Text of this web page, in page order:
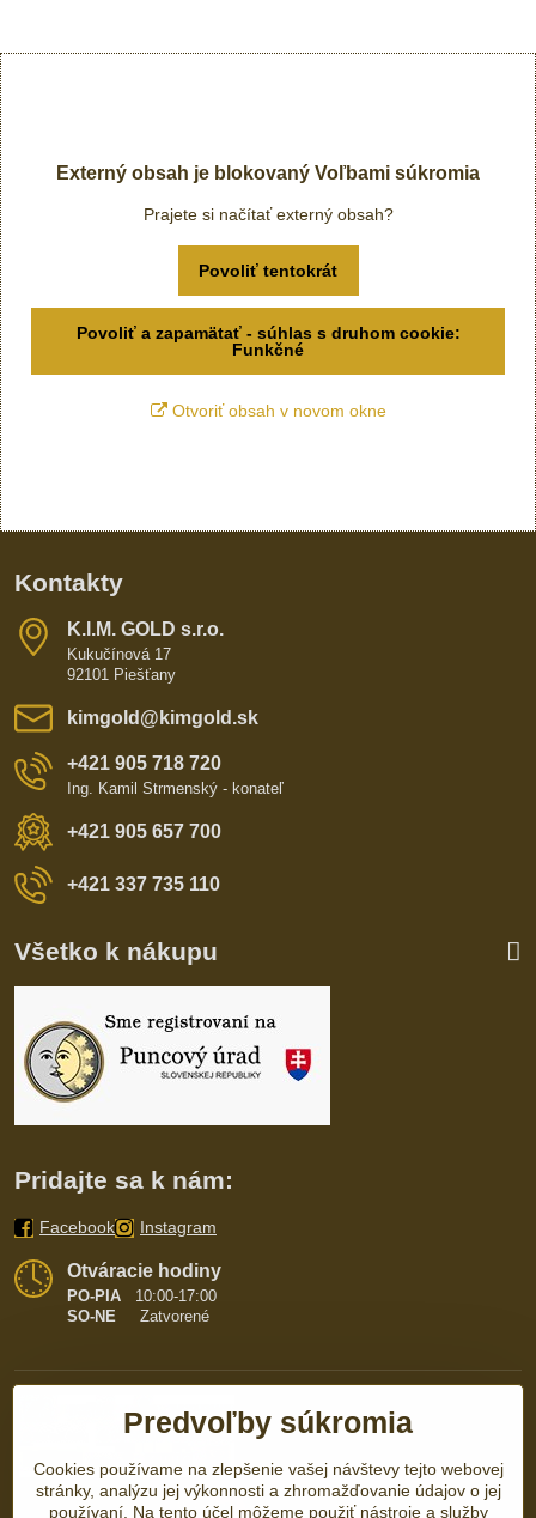
Externý obsah je blokovaný Voľbami súkromia
Prajete si načítať externý obsah?
Povoliť tentokrát
Povoliť a zapamätať - súhlas s druhom cookie:
Funkčné
Otvoriť obsah v novom okne
Kontakty
K​​.I​​.M​​. GOLD s​​.r​​.o​​.
Kukučínová 17
92101 Piešťany
kimgold​@kimgold​.sk
+421 905 718 720
Ing. Kamil Strmenský - konateľ
+421 905 657 700
+421 337 735 110
Všetko k nákupu
Pridajte sa k nám:
Facebook Instagram
Otváracie hodiny
PO-PIA
10:00-17:00
SO-NE Zatvorené
Predvoľby súkromia
Cookies používame na zlepšenie vašej návštevy tejto webovej
stránky, analýzu jej výkonnosti a zhromažďovanie údajov o jej
používaní. Na tento účel môžeme použiť nástroje a služby